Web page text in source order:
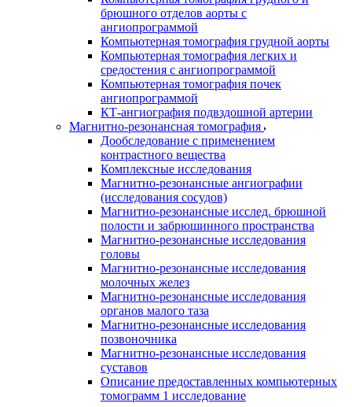
брюшного отделов аорты с
ангиопрограммой
Компьютерная томография грудной аорты
Компьютерная томография легких и
средостения с ангиопрограммой
Компьютерная томография почек
ангиопрограммой
КТ-ангиография подвздошной артерии
Магнитно-резонансная томография
Дообследование с применением
контрастного вещества
Комплексные исследования
Магнитно-резонансные ангиографии
(исследования сосудов)
Магнитно-резонансные исслед. брюшной
полости и забрюшинного пространства
Магнитно-резонансные исследования
головы
Магнитно-резонансные исследования
молочных желез
Магнитно-резонансные исследования
органов малого таза
Магнитно-резонансные исследования
позвоночника
Магнитно-резонансные исследования
суставов
Описание предоставленных компьютерных
томограмм 1 исследование